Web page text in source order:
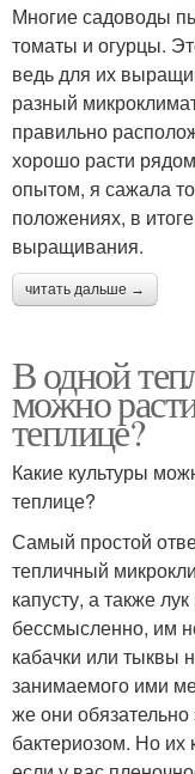
Многие садоводы
томаты и огурцы.
ведь для их
разный
правильно
хорошо расти
опытом, я сажала
положениях, в
выращивания.
читать дальше →
В одной
можно
теплице?
Какие культуры
теплице?
Самый простой
тепличный
капусту, а также
бессмысленно, им
кабачки или тыквы
занимаемого ими
же они
бактериозом. Но их